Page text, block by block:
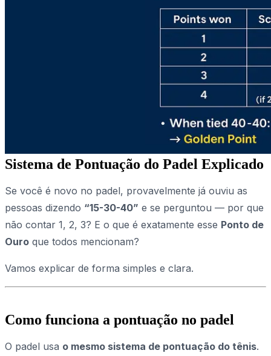
Sistema de Pontuação do Padel Explicado
Se você é novo no padel, provavelmente já ouviu as
pessoas dizendo “15-30-40” e se perguntou — por que
não contar 1, 2, 3? E o que é exatamente esse Ponto de
Ouro que todos mencionam?
Vamos explicar de forma simples e clara.
Como funciona a pontuação no padel
O padel usa o mesmo sistema de pontuação do tênis.